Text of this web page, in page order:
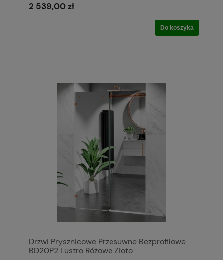
2 539,00 zł
Do koszyka
Drzwi Prysznicowe Przesuwne Bezprofilowe
BD20P2 Lustro Różowe Złoto